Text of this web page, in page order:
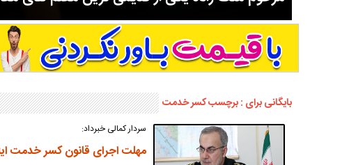
سوادآموزی و عضو موسس مدرسه اورنگ سیاهکل نیز بود و در سال ۱۳۵۸ بازنشست شد.
بایگانی برای : برچسب کسر خدمت
سردار کمالی خبرداد:
مهلت اجرای قانون کسر خدمت